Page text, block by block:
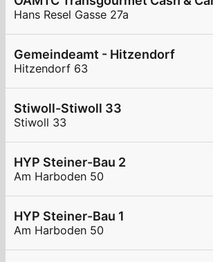
Hans Resel Gasse 27a
Gemeindeamt - Hitzendorf
Hitzendorf 63
Stiwoll-Stiwoll 33
Stiwoll 33
HYP Steiner-Bau 2
Am Harboden 50
HYP Steiner-Bau 1
Am Harboden 50